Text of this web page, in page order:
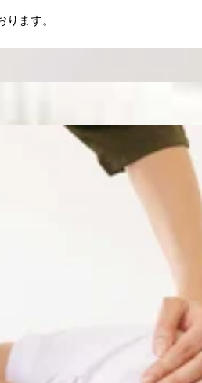
ます。
が経ちますね。不安定な天気
非お問い合わせくださいませ
ト致します!”予防”のボディケ